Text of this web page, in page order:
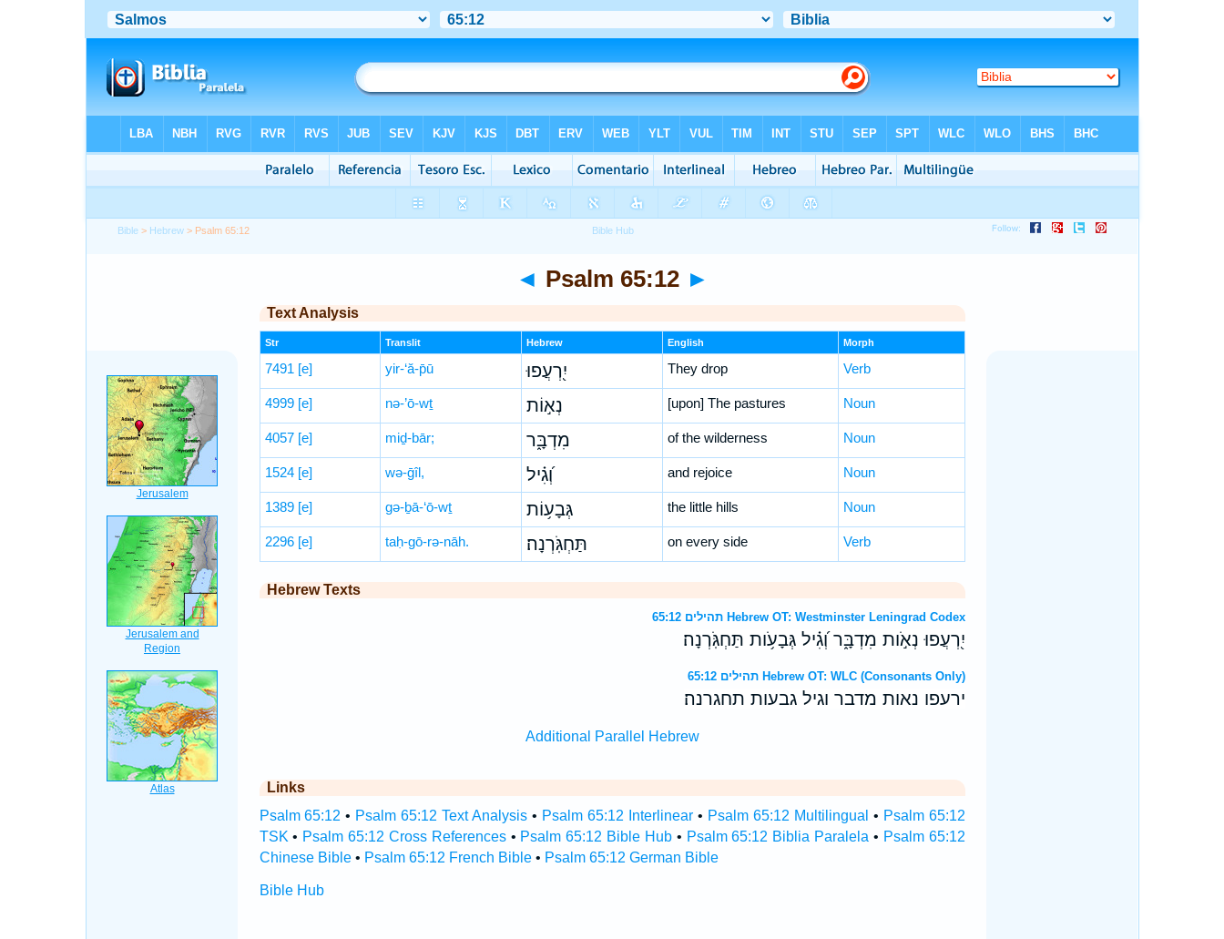
Bible > Hebrew > Psalm 65:12
◄ Psalm 65:12 ►
Text Analysis
Str Translit Hebrew English Morph
7491 [e] yir-‘ă-p̄ū יִ֭רְעֲפוּ They drop Verb
4999 [e] nə-’ō-wṯ נְא֣וֹת [upon] The pastures Noun
4057 [e] miḏ-bār; מִדְבָּ֑ר of the wilderness Noun
1524 [e] wə-ḡîl, וְ֝גִ֗יל and rejoice Noun
1389 [e] gə-ḇā-‘ō-wṯ גְּבָע֥וֹת the little hills Noun
2296 [e] taḥ-gō-rə-nāh. תַּחְגֹּֽרְנָה׃ on every side Verb
Hebrew Texts
תהילים 65:12 Hebrew OT: Westminster Leningrad Codex
יִ֭רְעֲפוּ נְאֹ֣ות מִדְבָּ֑ר וְ֝גִ֗יל גְּבָעֹ֥ות תַּחְגֹּֽרְנָה׃
תהילים 65:12 Hebrew OT: WLC (Consonants Only)
ירעפו נאות מדבר וגיל גבעות תחגרנה׃
Additional Parallel Hebrew
Links
Psalm 65:12 • Psalm 65:12 Text Analysis • Psalm 65:12 Interlinear• Psalm 65:12 Multilingual • Psalm 65:12
TSK • Psalm 65:12 Cross References• Psalm 65:12 Bible Hub• Psalm 65:12 Biblia Paralela • Psalm 65:12
Chinese Bible• Psalm 65:12 French Bible• Psalm 65:12 German Bible
Bible Hub